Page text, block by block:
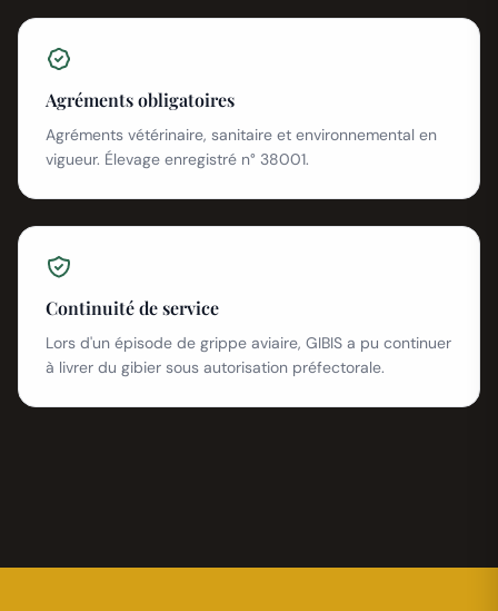
Agréments obligatoires
Agréments vétérinaire, sanitaire et environnemental en
vigueur. Élevage enregistré n° 38001.
Continuité de service
Lors d'un épisode de grippe aviaire, GIBIS a pu continuer
à livrer du gibier sous autorisation préfectorale.